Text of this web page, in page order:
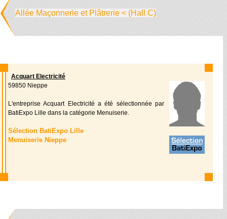
Allée Maçonnerie et Plâtrerie < (Hall C)
Acquart Electricité
59850 Nieppe
L'entreprise Acquart Electricité a été sélectionnée par
BatiExpo Lille dans la catégorie Menuiserie.
Sélection BatiExpo Lille
Menuiserie Nieppe